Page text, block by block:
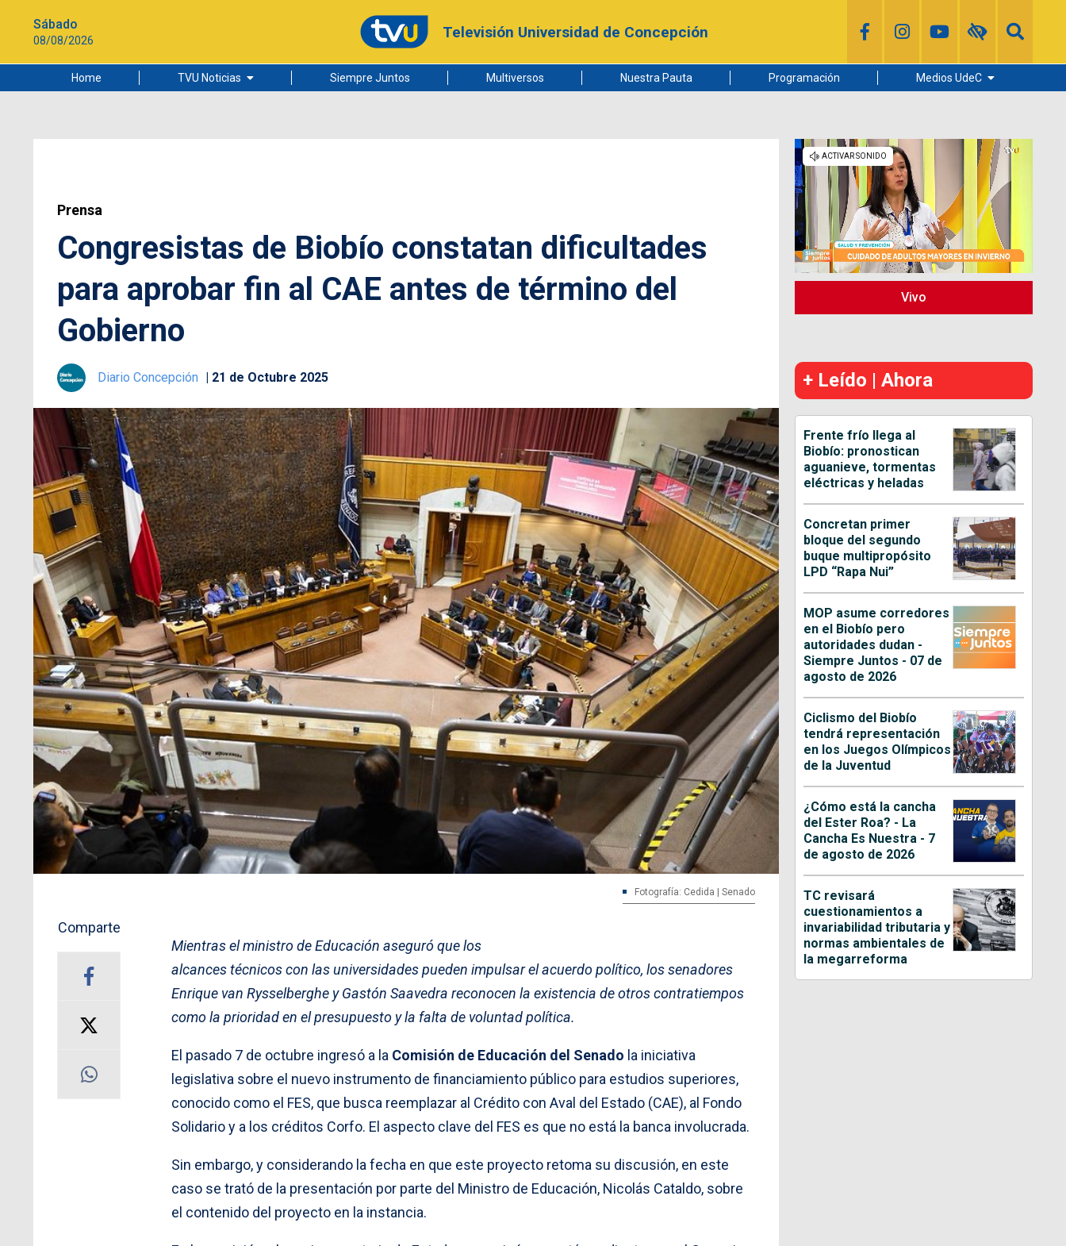
Sábado
08/08/2026 Televisión Universidad de Concepción
Home TVU Noticias
Ciudad
Siempre Juntos Multiversos Nuestra Pauta Programación Medios UdeC
Radio UdeC
Noticias UdeC
La Discusión
Prensa
Congresistas de Biobío constatan dificultades
para aprobar fin al CAE antes de término del
Gobierno
Diario Concepción 21 de Octubre 2025
Fotografía: Cedida | Senado
Comparte
Mientras el ministro de Educación aseguró que los
alcances técnicos con las universidades pueden impulsar el acuerdo político, los senadores
Enrique van Rysselberghe y Gastón Saavedra reconocen la existencia de otros contratiempos
como la prioridad en el presupuesto y la falta de voluntad política.
El pasado 7 de octubre ingresó a la Comisión de Educación del Senado la iniciativa
legislativa sobre el nuevo instrumento de financiamiento público para estudios superiores,
conocido como el FES, que busca reemplazar al Crédito con Aval del Estado (CAE), al Fondo
Solidario y a los créditos Corfo. El aspecto clave del FES es que no está la banca involucrada.
Sin embargo, y considerando la fecha en que este proyecto retoma su discusión, en este
caso se trató de la presentación por parte del Ministro de Educación, Nicolás Cataldo, sobre
el contenido del proyecto en la instancia.
Vivo
+ Leído | Ahora
Frente frío llega al
Biobío: pronostican
aguanieve, tormentas
eléctricas y heladas
Concretan primer
bloque del segundo
buque multipropósito
LPD “Rapa Nui”
MOP asume corredores
en el Biobío pero
autoridades dudan -
Siempre Juntos - 07 de
agosto de 2026
Ciclismo del Biobío
tendrá representación
en los Juegos Olímpicos
de la Juventud
¿Cómo está la cancha
del Ester Roa? - La
Cancha Es Nuestra - 7
de agosto de 2026
TC revisará
cuestionamientos a
invariabilidad tributaria y
normas ambientales de
la megarreforma